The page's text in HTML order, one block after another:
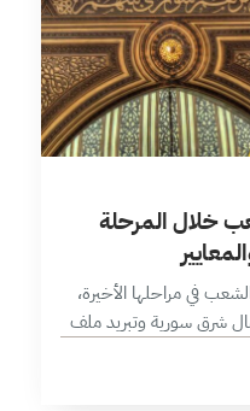
خلال المرحلة
في مراحلها الأخيرة،
شرق سورية وتبريد ملف
التعيين المباشر من قبل